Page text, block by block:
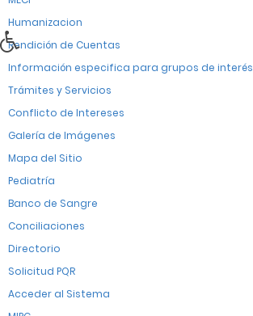
Humanizacion
Rendición de Cuentas
Información especifica para grupos de interés
Trámites y Servicios
Conflicto de Intereses
Galería de Imágenes
Mapa del Sitio
Pediatría
Banco de Sangre
Conciliaciones
Directorio
Solicitud PQR
Acceder al Sistema